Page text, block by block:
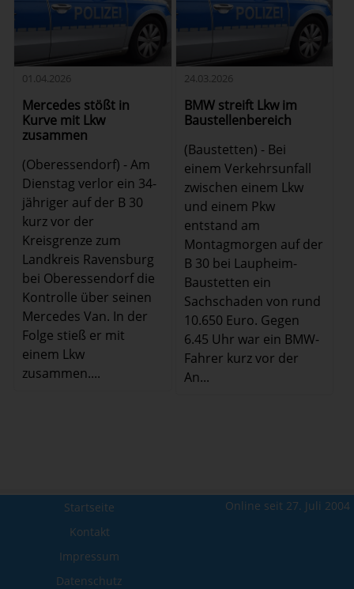
01.04.2026
Mercedes stößt in
Kurve mit Lkw
zusammen
(Oberessendorf) - Am
Dienstag verlor ein 34-
jähriger auf der B 30
kurz vor der
Kreisgrenze zum
Landkreis Ravensburg
bei Oberessendorf die
Kontrolle über seinen
Mercedes Van. In der
Folge stieß er mit
einem Lkw
zusammen....
24.03.2026
BMW streift Lkw im
Baustellenbereich
(Baustetten) - Bei
einem Verkehrsunfall
zwischen einem Lkw
und einem Pkw
entstand am
Montagmorgen auf der
B 30 bei Laupheim-
Baustetten ein
Sachschaden von rund
10.650 Euro. Gegen
6.45 Uhr war ein BMW-
Fahrer kurz vor der
An...
Online seit 27. Juli 2004
Startseite
Kontakt
Impressum
Datenschutz